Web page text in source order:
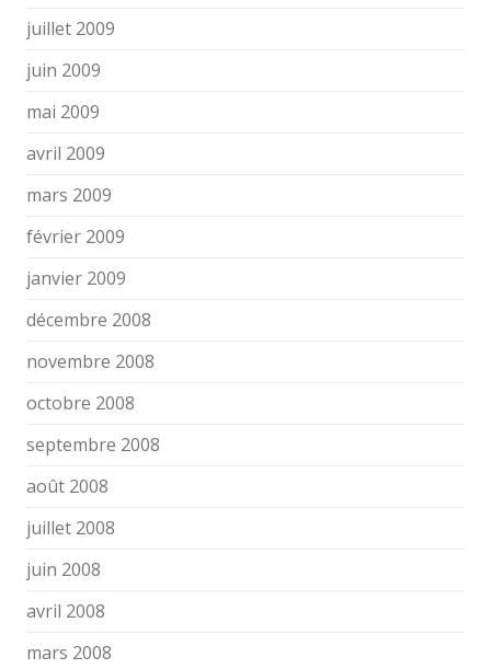
juillet 2009
juin 2009
mai 2009
avril 2009
mars 2009
février 2009
janvier 2009
décembre 2008
novembre 2008
octobre 2008
septembre 2008
août 2008
juillet 2008
juin 2008
avril 2008
mars 2008